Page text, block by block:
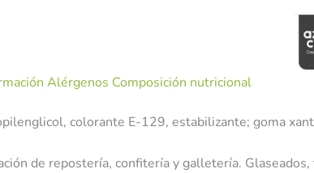
Alérgenos Composición nutricional
colorante E-129, estabilizante; goma
de repostería, confitería y galletería.